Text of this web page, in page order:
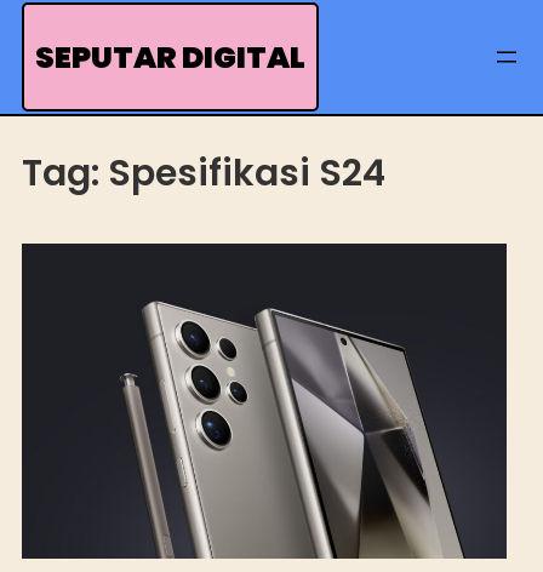
Skip
SEPUTAR DIGITAL
Tag: Spesifikasi S24